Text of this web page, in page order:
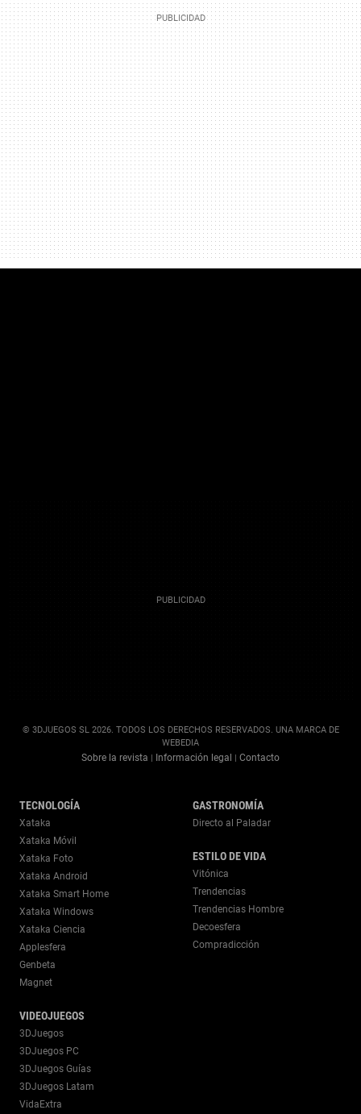
© 3DJUEGOS SL 2026. TODOS LOS DERECHOS RESERVADOS. UNA MARCA DE
WEBEDIA
Sobre la revista | Información legal | Contacto
TECNOLOGÍA
Xataka
Xataka Móvil
Xataka Foto
Xataka Android
Xataka Smart Home
Xataka Windows
Xataka Ciencia
Applesfera
Genbeta
Magnet
VIDEOJUEGOS
3DJuegos
3DJuegos PC
3DJuegos Guías
3DJuegos Latam
VidaExtra
GASTRONOMÍA
Directo al Paladar
ESTILO DE VIDA
Vitónica
Trendencias
Trendencias Hombre
Decoesfera
Compradicción